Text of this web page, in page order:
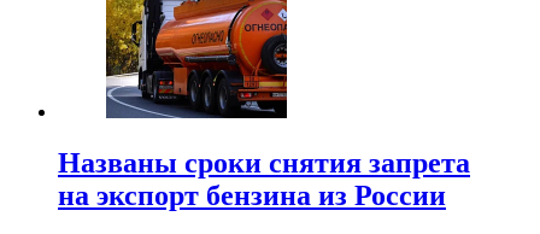
Названы сроки снятия запрета
на экспорт бензина из России